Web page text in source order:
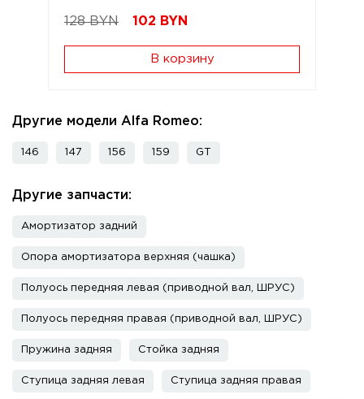
128 BYN 102 BYN
В корзину
Другие модели Alfa Romeo:
146 147 156 159 GT
Другие запчасти:
Амортизатор задний
Опора амортизатора верхняя (чашка)
Полуось передняя левая (приводной вал, ШРУС)
Полуось передняя правая (приводной вал, ШРУС)
Пружина задняя Стойка задняя
Ступица задняя левая Ступица задняя правая